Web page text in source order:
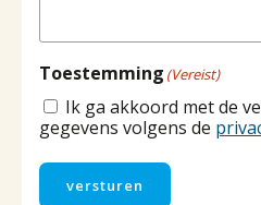
Toestemming (Vereist)
Ik ga akkoord met de
gegevens volgens de
versturen